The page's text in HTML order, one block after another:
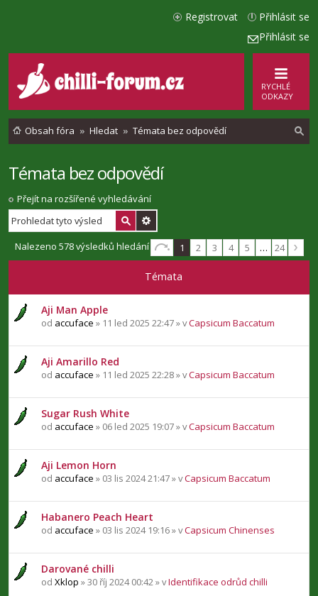
Přihlásit se
Přihlásit se
Registrovat
RYCHLÉ
ODKAZY
Obsah fóra Hledat Témata bez odpovědí
Témata bez odpovědí
Přejít na rozšířené vyhledávání
Nalezeno 578 výsledků hledání 1 2 3 4 5 … 24
Témata
Aji Man Apple
od accuface » 11 led 2025 22:47 » vCapsicum Baccatum
Aji Amarillo Red
od accuface » 11 led 2025 22:28 » vCapsicum Baccatum
Sugar Rush White
od accuface » 06 led 2025 19:07 » vCapsicum Baccatum
Aji Lemon Horn
od accuface » 03 lis 2024 21:47 » vCapsicum Baccatum
Habanero Peach Heart
od accuface » 03 lis 2024 19:16 » vCapsicum Chinenses
Darované chilli
od Xklop » 30 říj 2024 00:42 » vIdentifikace odrůd chilli